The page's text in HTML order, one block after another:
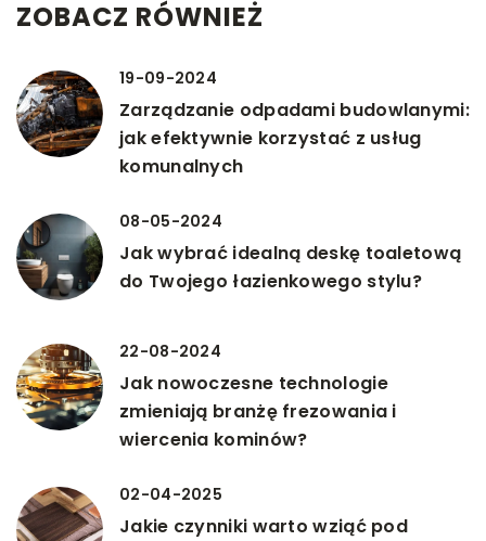
ZOBACZ RÓWNIEŻ
19-09-2024
Zarządzanie odpadami budowlanymi:
jak efektywnie korzystać z usług
komunalnych
08-05-2024
Jak wybrać idealną deskę toaletową
do Twojego łazienkowego stylu?
22-08-2024
Jak nowoczesne technologie
zmieniają branżę frezowania i
wiercenia kominów?
02-04-2025
Jakie czynniki warto wziąć pod